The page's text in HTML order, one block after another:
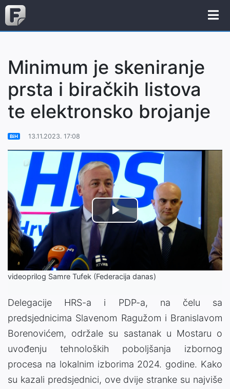
Minimum je skeniranje
prsta i biračkih listova
te elektronsko brojanje
BiH 13.11.2023. 17:08
Play
Video
videoprilog Samre Tufek (Federacija danas)
Delegacije HRS-a i PDP-a, na čelu sa
predsjednicima Slavenom Ragužom i Branislavom
Borenovićem, održale su sastanak u Mostaru o
uvođenju tehnoloških poboljšanja izbornog
procesa na lokalnim izborima 2024. godine. Kako
su kazali predsjednici, ove dvije stranke su najviše